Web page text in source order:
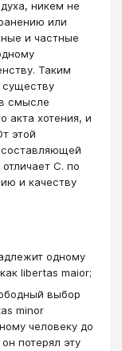
никем не
или
и частные
Таким
существу
смысле
акта хотения, и
этой
составляющей
С. по
и качеству
одному
libertas maior;
выбор
minor
человеку до
потерял эту